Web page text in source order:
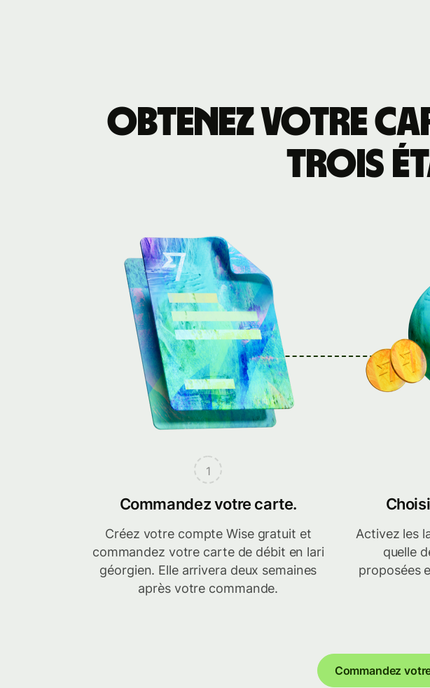
Obtenez votre
trois
1
Commandez votre carte.
Créez votre compte Wise gratuit et
commandez votre carte de débit en lari
géorgien. Elle arrivera deux semaines
après votre commande.
Activez les
quelle
proposées
Commandez